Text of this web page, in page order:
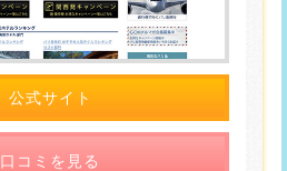
公式サイト
口コミを見る